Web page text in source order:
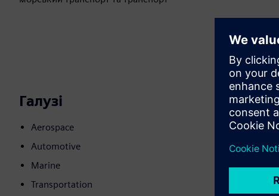
Галузі
Aerospace
Automotive
Marine
Transportation